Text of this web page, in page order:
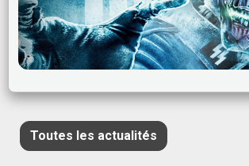
Toutes les actualités